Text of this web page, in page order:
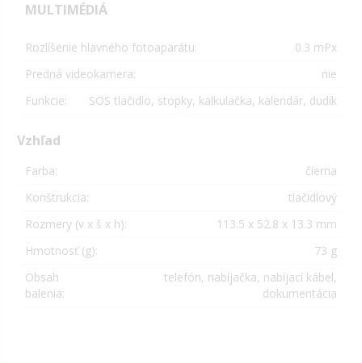
MULTIMÉDIÁ
Rozlíšenie hlavného fotoaparátu:
0.3 mPx
Predná videokamera:
nie
Funkcie:
SOS tlačidlo, stopky, kalkulačka, kalendár, dudík
Vzhľad
Farba:
čierna
Konštrukcia:
tlačidlový
Rozmery (v x š x h):
113.5 x 52.8 x 13.3 mm
Hmotnosť (g):
73 g
Obsah
balenia:
telefón, nabíjačka, nabíjací kábel,
dokumentácia